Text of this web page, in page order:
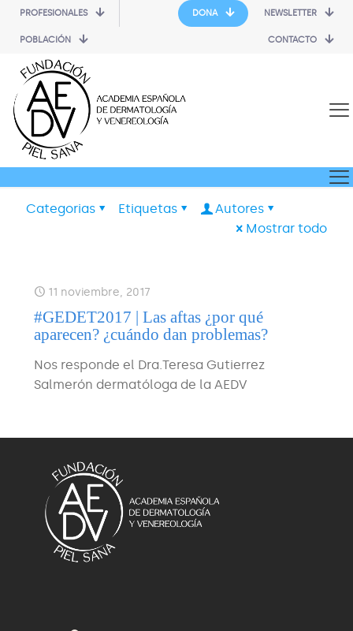
PROFESIONALES
POBLACIÓN
DONA NEWSLETTER
CONTACTO
Categorias Etiquetas
Autores
Mostrar todo
11 noviembre, 2017
#GEDET2017 | Las aftas ¿por qué
aparecen? ¿cuándo dan problemas?
Nos responde el Dra.Teresa Gutierrez
Salmerón dermatóloga de la AEDV